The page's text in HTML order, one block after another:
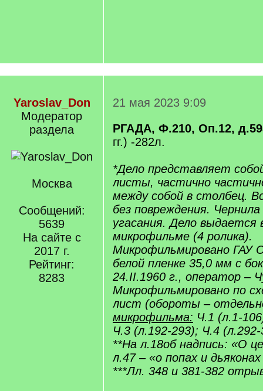
Yaroslav_Don
Модератор
раздела
Москва
Сообщений:
5639
На сайте с
2017 г.
Рейтинг:
8283
21 мая 2023 9:09
РГАДА, Ф.210, Оп.12,
гг.) -282л.
*Дело представляет
листы, частично
между собой в столбец.
без повреждения. Чернила
угасания. Дело выдается
микрофильме (4 ролика).
Микрофильмировано ГАУ
белой пленке 35,0 мм с
24.II.1960 г., оператор –
Микрофильмировано по
лист (обороты –
микрофильма: Ч.1 (л.1-
Ч.3 (л.192-293); Ч.4
**На л.18об надпись: «О
л.47 – «о попах и
***Лл. 348 и 381-382